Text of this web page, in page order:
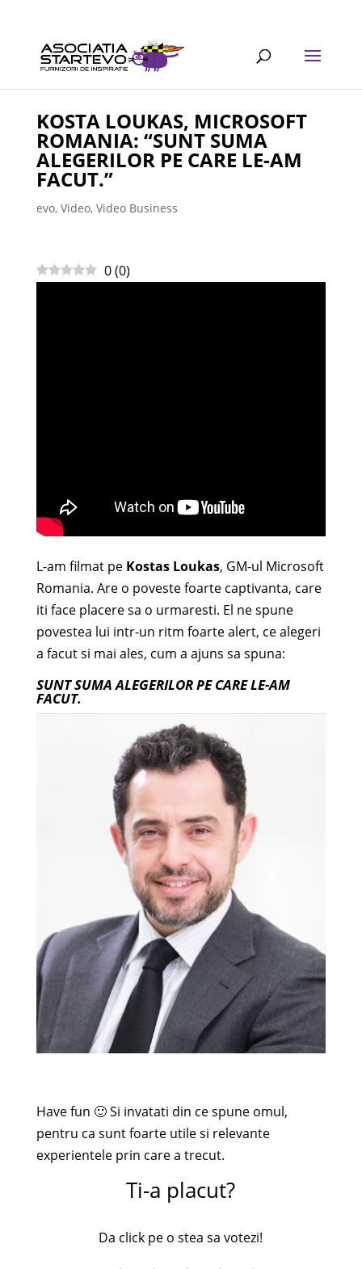
KOSTA LOUKAS, MICROSOFT
ROMANIA: “SUNT SUMA
ALEGERILOR PE CARE LE-AM
FACUT.”
evo, Video, Video Business
0 (0)
L-am filmat pe Kostas Loukas, GM-ul Microsoft
Romania. Are o poveste foarte captivanta, care
iti face placere sa o urmaresti. El ne spune
povestea lui intr-un ritm foarte alert, ce alegeri
a facut si mai ales, cum a ajuns sa spuna:
SUNT SUMA ALEGERILOR PE CARE LE-AM
FACUT.
Have fun 🙂 Si invatati din ce spune omul,
pentru ca sunt foarte utile si relevante
experientele prin care a trecut.
Ti-a placut?
Da click pe o stea sa votezi!